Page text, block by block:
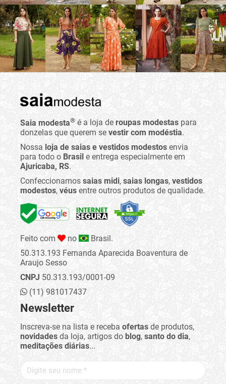
Saia modesta® é a loja de roupas modestas para
donzelas que querem se vestir com modéstia.
Nossa loja de saias e vestidos modestos envia
para todo o Brasil e entrega especialmente em
Ajuricaba, RS.
Confeccionamos saias midi, saias longas, vestidos
modestos, véus entre outros produtos de qualidade.
Feito com no
Brasil.
50.313.193 Fernanda Aparecida Boaventura de
Araujo Sesso
CNPJ 50.313.193/0001-09
(11) 981017437
Newsletter
Inscreva-se na lista e receba ofertas de produtos,
novidades da loja, artigos do blog, santo do dia,
meditações diárias...